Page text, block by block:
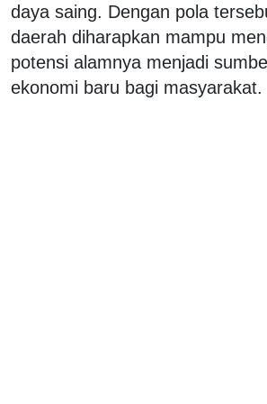
daya saing. Dengan pola
daerah diharapkan mampu
potensi alamnya menjadi
ekonomi baru bagi masyarakat.